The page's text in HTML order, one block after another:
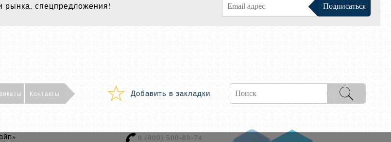
рынка, спецпредложения!
Контакты Добавить в закладки
8 (800) 500-88-74